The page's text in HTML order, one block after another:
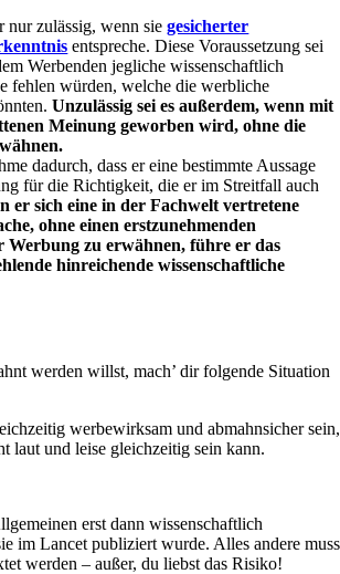
nur zulässig, wenn siegesicherter
entspreche. Diese Voraussetzung sei
Werbenden jegliche wissenschaftlich
fehlen würden, welche die werbliche
Unzulässig sei es außerdem, wenn mit
Meinung geworben wird, ohne die
dadurch, dass er eine bestimmte Aussage
für die Richtigkeit, die er im Streitfall auch
er sich eine in der Fachwelt vertretene
ohne einen erstzunehmenden
Werbung zu erwähnen, führe er das
hinreichende wissenschaftliche
werden willst, mach’ dir folgende Situation
werbewirksam und abmahnsicher sein,
laut und leise gleichzeitig sein kann.
erst dann wissenschaftlich
im Lancet publiziert wurde. Alles andere muss
werden – außer, du liebst das Risiko!